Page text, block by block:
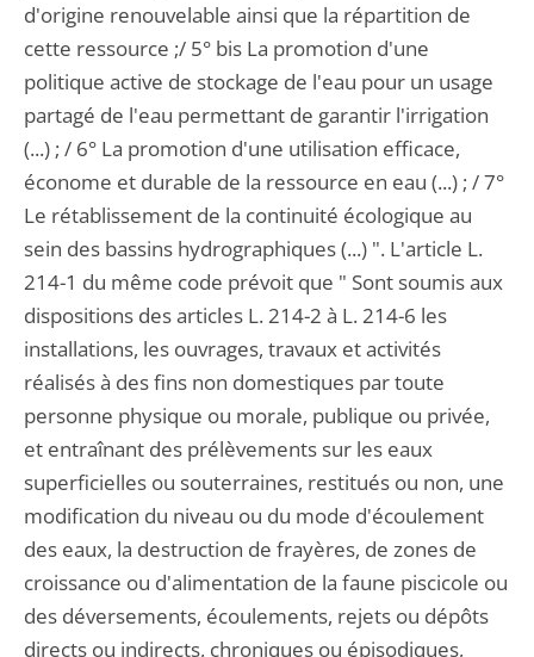
d'origine renouvelable ainsi que la répartition de
cette ressource ;/ 5° bis La promotion d'une
politique active de stockage de l'eau pour un usage
partagé de l'eau permettant de garantir l'irrigation
(...) ; / 6° La promotion d'une utilisation efficace,
économe et durable de la ressource en eau (...) ; / 7°
Le rétablissement de la continuité écologique au
sein des bassins hydrographiques (...) ". L'article L.
214-1 du même code prévoit que " Sont soumis aux
dispositions des articles L. 214-2 à L. 214-6 les
installations, les ouvrages, travaux et activités
réalisés à des fins non domestiques par toute
personne physique ou morale, publique ou privée,
et entraînant des prélèvements sur les eaux
superficielles ou souterraines, restitués ou non, une
modification du niveau ou du mode d'écoulement
des eaux, la destruction de frayères, de zones de
croissance ou d'alimentation de la faune piscicole ou
des déversements, écoulements, rejets ou dépôts
directs ou indirects, chroniques ou épisodiques,